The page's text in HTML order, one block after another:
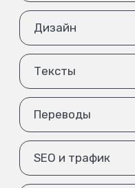
Дизайн
Тексты
Переводы
SEO и трафик